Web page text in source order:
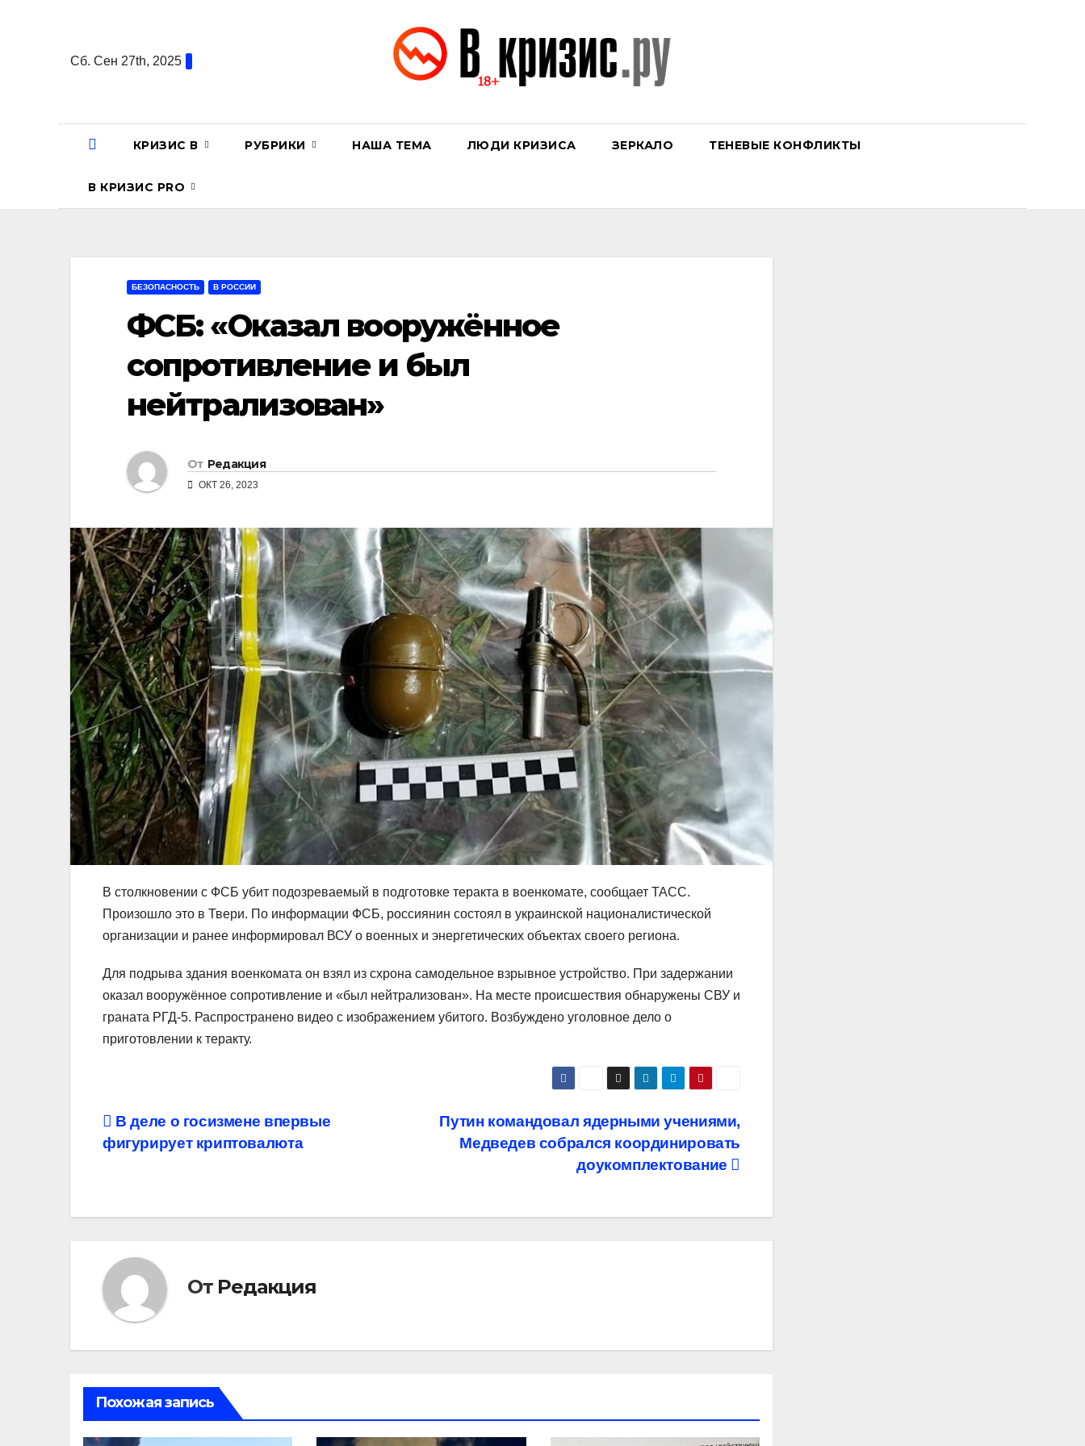
содержаниюСб. Сен 27th, 2025
КРИЗИС В РУБРИКИ НАША ТЕМА ЛЮДИ КРИЗИСА ЗЕРКАЛО ТЕНЕВЫЕ КОНФЛИКТЫ
В КРИЗИС PRO
БЕЗОПАСНОСТЬ В РОССИИ
ФСБ: «Оказал вооружённое
сопротивление и был
нейтрализован»
От Редакция
ОКТ 26, 2023
В столкновении с ФСБ убит подозреваемый в подготовке теракта в военкомате, сообщает ТАСС.
Произошло это в Твери. По информации ФСБ, россиянин состоял в украинской националистической
организации и ранее информировал ВСУ о военных и энергетических объектах своего региона.
Для подрыва здания военкомата он взял из схрона самодельное взрывное устройство. При задержании
оказал вооружённое сопротивление и «был нейтрализован». На месте происшествия обнаружены СВУ и
граната РГД-5. Распространено видео с изображением убитого. Возбуждено уголовное дело о
приготовлении к теракту.
Навигация
по
Путин командовал ядерными учениями,
Медведев собрался координировать
доукомплектование
В деле о госизмене впервые
фигурирует криптовалюта
От Редакция
Похожая запись